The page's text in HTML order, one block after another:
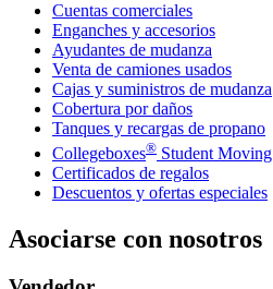
Cuentas comerciales
Enganches y accesorios
Ayudantes de mudanza
Venta de camiones usados
Cajas y suministros de mudanza
Cobertura por daños
Tanques y recargas de propano
Collegeboxes® Student Moving
Certificados de regalos
Descuentos y ofertas especiales
Asociarse con nosotros